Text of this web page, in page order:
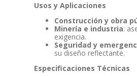
Usos y Aplicaciones
Construcción y obra
Minería e industria:
exigencia.
Seguridad y
su diseño reflectante.
Especificaciones Técnicas